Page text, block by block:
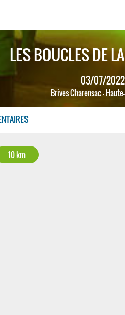
LES BOUCLES DE
03/07/2022
Brives Charensac -
10 km